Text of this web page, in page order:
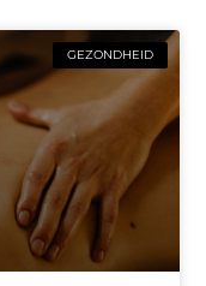
GEZONDHEID